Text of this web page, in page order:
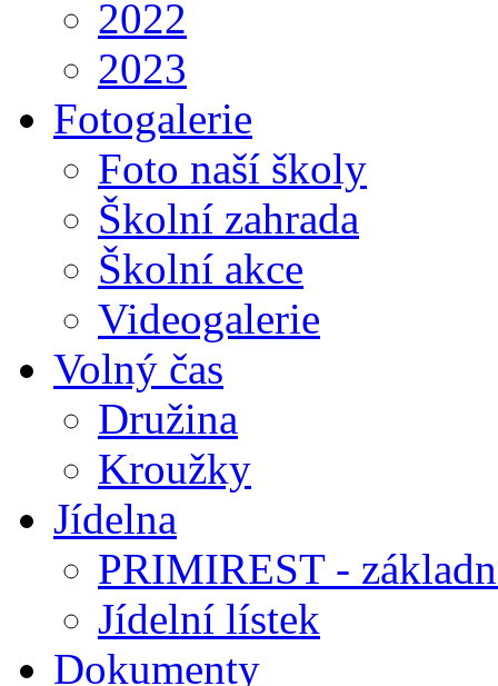
2022
2023
Fotogalerie
Foto naší školy
Školní zahrada
Školní akce
Videogalerie
Volný čas
Družina
Kroužky
Jídelna
PRIMIREST -
Jídelní lístek
Dokumenty